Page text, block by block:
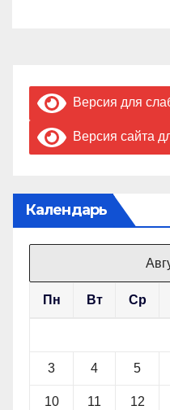
Версия для
Версия сайта
Календарь
Пн Вт Ср
3 4 5
10 11 12